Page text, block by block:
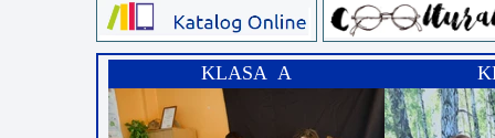
KLASA A